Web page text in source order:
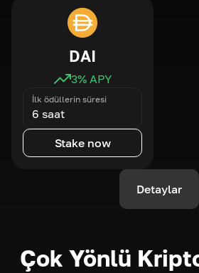
DAI
3% APY
İlk ödüllerin süresi
6 saat
Stake now
Detaylar
Çok Yönlü